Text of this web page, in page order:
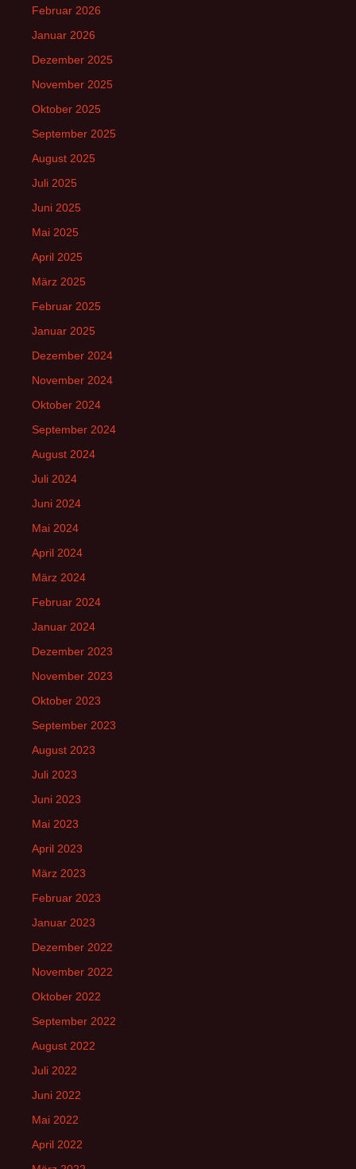
Februar 2026
Januar 2026
Dezember 2025
November 2025
Oktober 2025
September 2025
August 2025
Juli 2025
Juni 2025
Mai 2025
April 2025
März 2025
Februar 2025
Januar 2025
Dezember 2024
November 2024
Oktober 2024
September 2024
August 2024
Juli 2024
Juni 2024
Mai 2024
April 2024
März 2024
Februar 2024
Januar 2024
Dezember 2023
November 2023
Oktober 2023
September 2023
August 2023
Juli 2023
Juni 2023
Mai 2023
April 2023
März 2023
Februar 2023
Januar 2023
Dezember 2022
November 2022
Oktober 2022
September 2022
August 2022
Juli 2022
Juni 2022
Mai 2022
April 2022